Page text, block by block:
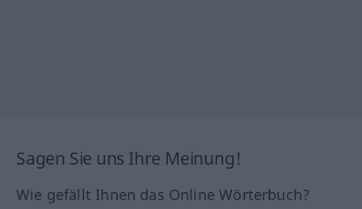
Sagen Sie uns Ihre Meinung!
Wie gefällt Ihnen das Online Wörterbuch?